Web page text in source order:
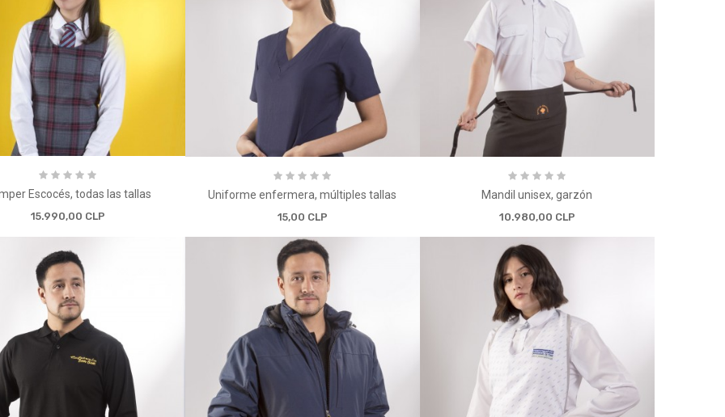
Escocés, todas las tallas
15.990,00 CLP
Uniforme enfermera, múltiples tallas
15,00 CLP
Mandil unisex, garzón
10.980,00 CLP